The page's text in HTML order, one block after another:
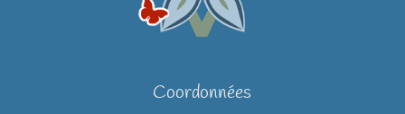
Coordonnées